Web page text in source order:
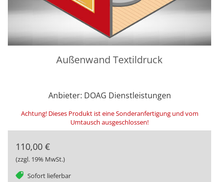
Außenwand Textildruck
Anbieter: DOAG Dienstleistungen
Achtung! Dieses Produkt ist eine Sonderanfertigung und vom
Umtausch ausgeschlossen!
110,00 €
(zzgl. 19% MwSt.)
Sofort lieferbar
tag